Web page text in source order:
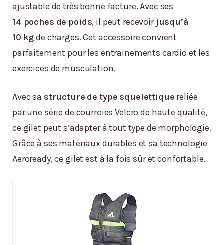
ajustable de très bonne facture. Avec ses
14 poches de poids, il peut recevoir jusqu’à
10 kgde charges. Cet accessoire convient
parfaitement pour les entrainements cardio et les
exercices de musculation.
Avec sa structure de type squelettique reliée
par une série de courroies Velcro de haute qualité,
ce gilet peut s’adapter à tout type de morphologie.
Grâce à ses matériaux durables et sa technologie
Aeroready, ce gilet est à la fois sûr et confortable.